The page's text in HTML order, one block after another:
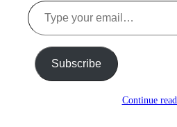
Type
your
email…
Subscribe
Continue